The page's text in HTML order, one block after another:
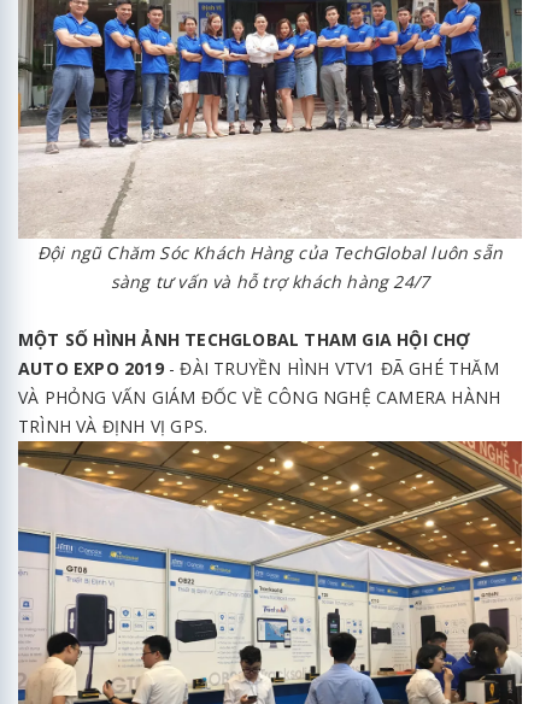
Đội ngũ Chăm Sóc Khách Hàng của TechGlobal luôn sẵn
sàng tư vấn và hỗ trợ khách hàng 24/7
MỘT SỐ HÌNH ẢNH TECHGLOBAL THAM GIA HỘI CHỢ
AUTO EXPO 2019- ĐÀI TRUYỀN HÌNH VTV1 ĐÃ GHÉ THĂM
VÀ PHỎNG VẤN GIÁM ĐỐC VỀ CÔNG NGHỆ CAMERA HÀNH
TRÌNH VÀ ĐỊNH VỊ GPS.